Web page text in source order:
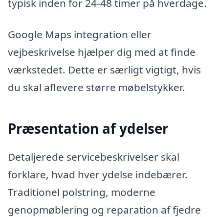
typisk inden for 24-48 timer på hverdage.
Google Maps integration eller
vejbeskrivelse hjælper dig med at finde
værkstedet. Dette er særligt vigtigt, hvis
du skal aflevere større møbelstykker.
Præsentation af ydelser
Detaljerede servicebeskrivelser skal
forklare, hvad hver ydelse indebærer.
Traditionel polstring, moderne
genopmøblering og reparation af fjedre